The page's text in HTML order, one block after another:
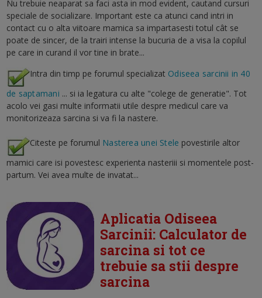
Nu trebuie neaparat sa faci asta in mod evident, cautand cursuri
speciale de socializare. Important este ca atunci cand intri in
contact cu o alta viitoare mamica sa impartasesti totul cât se
poate de sincer, de la trairi intense la bucuria de a visa la copilul
pe care in curand il vor tine in brate...
Intra din timp pe forumul specializat Odiseea sarcinii in 40
de saptamani ... si ia legatura cu alte "colege de generatie". Tot
acolo vei gasi multe informatii utile despre medicul care va
monitorizeaza sarcina si va fi la nastere.
Citeste pe forumul Nasterea unei Stele povestirile altor
mamici care isi povestesc experienta nasteriii si momentele post-
partum. Vei avea multe de invatat...
Aplicatia Odiseea
Sarcinii: Calculator de
sarcina si tot ce
trebuie sa stii despre
sarcina